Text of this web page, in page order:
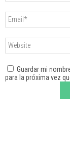
Guardar mi
para la próxima vez